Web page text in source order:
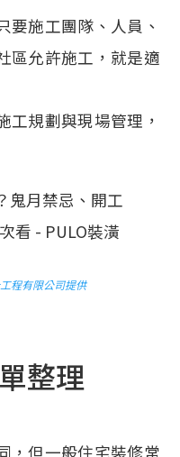
要施工團隊、人員、
區允許施工，就是適
工規劃與現場管理，
程有限公司提供
整理
，但一般住宅裝修常